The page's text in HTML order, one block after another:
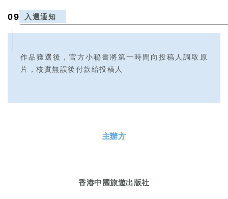
09 入選通知
作品獲選後，官方小秘書將第一時間向投稿人調取原
片，核實無誤後付款給投稿人
主辦方
香港中國旅遊出版社